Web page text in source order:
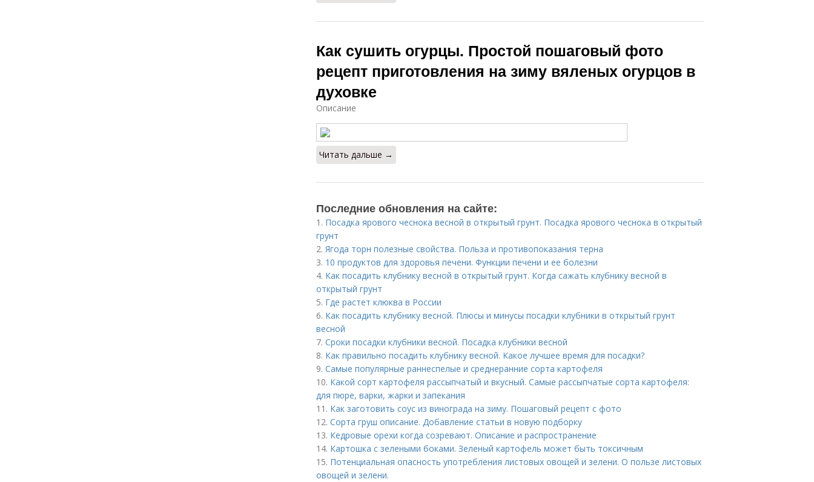
Как сушить огурцы. Простой пошаговый фото
рецепт приготовления на зиму вяленых огурцов в
духовке
Описание
Читать дальше →
Последние обновления на сайте:
1. Посадка ярового чеснока весной в открытый грунт. Посадка ярового чеснока в открытый
грунт
2. Ягода торн полезные свойства. Польза и противопоказания терна
3. 10 продуктов для здоровья печени. Функции печени и ее болезни
4. Как посадить клубнику весной в открытый грунт. Когда сажать клубнику весной в
открытый грунт
5. Где растет клюква в России
6. Как посадить клубнику весной. Плюсы и минусы посадки клубники в открытый грунт
весной
7. Сроки посадки клубники весной. Посадка клубники весной
8. Как правильно посадить клубнику весной. Какое лучшее время для посадки?
9. Cамые популярные раннеспелые и среднеранние сорта картофеля
10. Какой сорт картофеля рассыпчатый и вкусный. Самые рассыпчатые сорта картофеля:
для пюре, варки, жарки и запекания
11. Как заготовить соус из винограда на зиму. Пошаговый рецепт с фото
12. Сорта груш описание. Добавление статьи в новую подборку
13. Кедровые орехи когда созревают. Описание и распространение
14. Картошка с зелеными боками. Зеленый картофель может быть токсичным
15. Потенциальная опасность употребления листовых овощей и зелени. О пользе листовых
овощей и зелени.